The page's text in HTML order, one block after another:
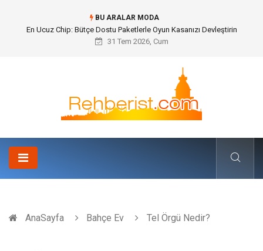
BU ARALAR MODA
En Ucuz Chip: Bütçe Dostu Paketlerle Oyun Kasanızı Devleştirin
31 Tem 2026, Cum
AnaSayfa Bahçe Ev Tel Örgü Nedir?